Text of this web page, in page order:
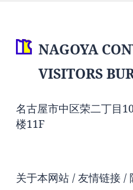
NAGOYA
VISITORS
名古屋市中区荣二丁目
楼11F
关于本网站 友情链接